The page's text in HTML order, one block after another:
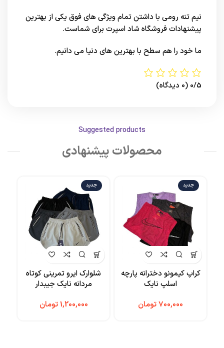
نیم تنه رومی با داشتن تمام ویژگی های فوق یکی از بهترین
پیشنهادات فروشگاه شاد اسپرت برای شماست.
ما خود را هم سطح با بهترین های دنیا می دانیم.
0/5 (0 دیدگاه)
Suggested products
محصولات پیشنهادی
جدید
کراپ کیمونو دخترانه پارچه
اسلپ نایک
تومان
جدید
شلوارک ایرو تمرینی کوتاه
مردانه نایک جیبدار
تومان